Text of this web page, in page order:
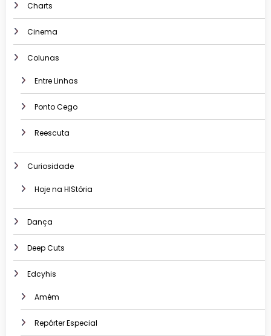
Charts
Cinema
Colunas
Entre Linhas
Ponto Cego
Reescuta
Curiosidade
Hoje na HIStória
Dança
Deep Cuts
Edcyhis
Amém
Repórter Especial